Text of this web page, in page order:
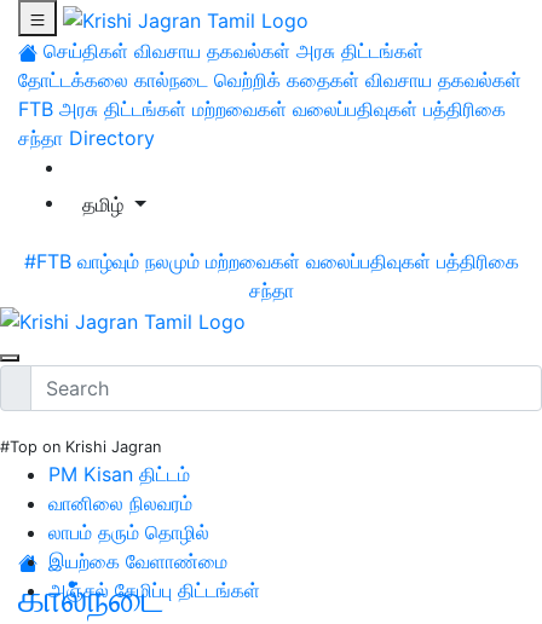
செய்திகள் விவசாய தகவல்கள் அரசு திட்டங்கள்
தோட்டக்கலை கால்நடை வெற்றிக் கதைகள் விவசாய தகவல்கள்
FTB அரசு திட்டங்கள் மற்றவைகள் வலைப்பதிவுகள் பத்திரிகை
சந்தா Directory
தமிழ்
#FTB வாழ்வும் நலமும் மற்றவைகள் வலைப்பதிவுகள் பத்திரிகை
சந்தா
#Top on Krishi Jagran
PM Kisan திட்டம்
வானிலை நிலவரம்
லாபம் தரும் தொழில்
இயற்கை வேளாண்மை
அஞ்சல் சேமிப்பு திட்டங்கள்
கால்நடை